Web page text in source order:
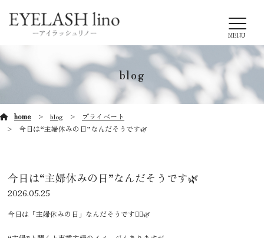
MENU
blog
home blog
プライベート
今日は“主婦休みの日”なんだそうです🌿
今日は“主婦休みの日”なんだそうです🌿
2026.05.25
今日は「主婦休みの日」なんだそうです🙂‍↕️🌿